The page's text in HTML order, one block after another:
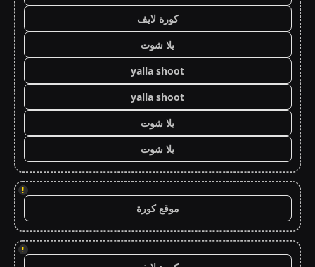
كورة لايف
يلا شوت
yalla shoot
yalla shoot
يلا شوت
يلا شوت
!
موقع كورة
!